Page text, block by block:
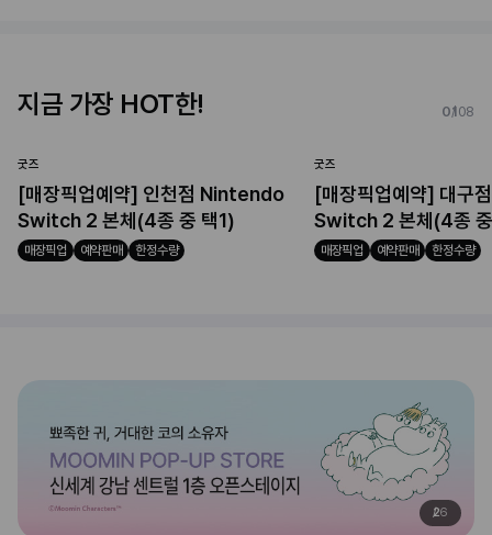
지금 가장 HOT한!
굿즈
[매장픽업예약] 인천점 Nintendo
Switch 2 본체(4종 중 택1)
매장픽업 예약판매 한정수량
굿즈
[매장픽업예약] 대구
Switch 2 본체(4종
매장픽업 예약판매 한정수량
0108
26